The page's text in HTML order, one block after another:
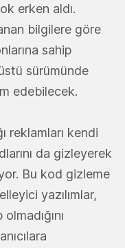
erken aldı.
bilgilere göre
sahip
sürümünde
edebilecek.
reklamları kendi
da gizleyerek
Bu kod gizleme
yazılımlar,